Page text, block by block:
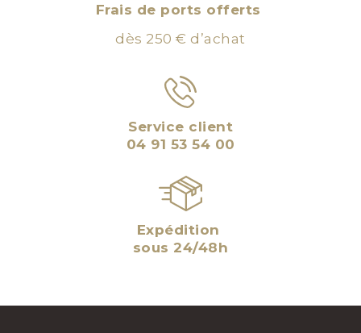
Frais de ports offerts
dès 250 € d’achat
Service client
04 91 53 54 00
Expédition
sous 24/48h